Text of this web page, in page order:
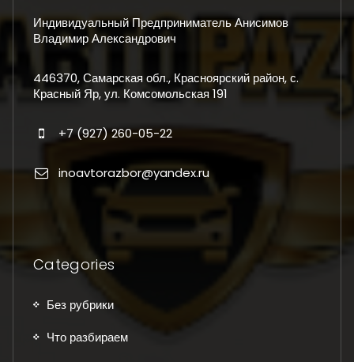
Индивидуальный Предприниматель Анисимов
Владимир Александрович
446370, Самарская обл., Красноярский район, с.
Красный Яр, ул. Комсомольская 191
+7 (927) 260-05-22
inoavtorazbor@yandex.ru
Categories
Без рубрики
Что разбираем